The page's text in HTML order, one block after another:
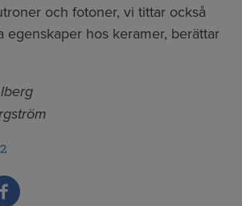
och fotoner, vi tittar också
egenskaper hos keramer, berättar